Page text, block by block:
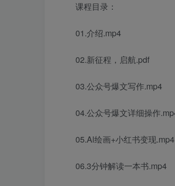
课程目录：
01.介绍.mp4
02.新征程，启航.pdf
03.公众号爆文写作.mp4
04.公众号爆文详细操作
05.Al绘画+小红书变现.mp4
06.3分钟解读一本书.mp4